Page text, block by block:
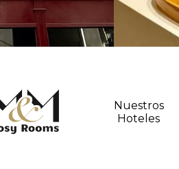
Nuestros
Hoteles